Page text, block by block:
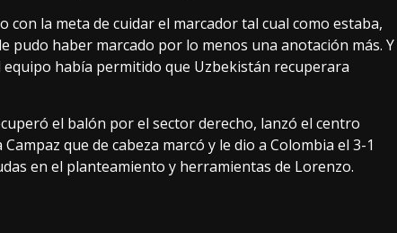
la meta de cuidar el marcador tal cual como estaba,
pudo haber marcado por lo menos una anotación más. Y
había permitido que Uzbekistán recuperara
el balón por el sector derecho, lanzó el centro
que de cabeza marcó y le dio a Colombia el 3-1
en el planteamiento y herramientas de Lorenzo.